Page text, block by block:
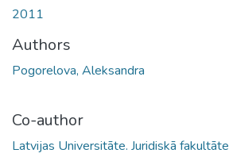
2011
Authors
Pogorelova, Aleksandra
Co-author
Latvijas Universitāte. Juridiskā fakultāte